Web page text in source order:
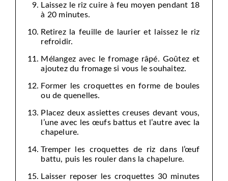
Laissez le riz cuire à feu moyen pendant 18
à 20 minutes.
Retirez la feuille de laurier et laissez le riz
refroidir.
Mélangez avec le fromage râpé. Goûtez et
ajoutez du fromage si vous le souhaitez.
Former les croquettes en forme de boules
ou de quenelles.
Placez deux assiettes creuses devant vous,
l’une avec les œufs battus et l’autre avec la
chapelure.
Tremper les croquettes de riz dans l’œuf
battu, puis les rouler dans la chapelure.
Laisser reposer les croquettes 30 minutes